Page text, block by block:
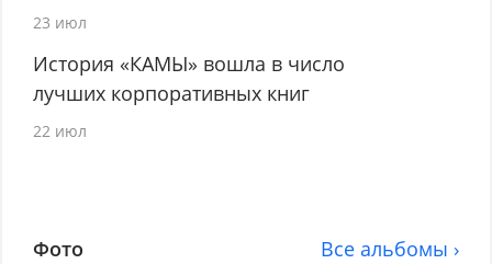
23 июл
История «КАМЫ» вошла в число
лучших корпоративных книг
22 июл
Фото Все альбомы ›